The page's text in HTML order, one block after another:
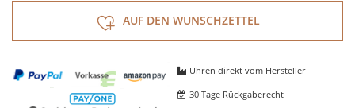
AUF DEN WUNSCHZETTEL
Uhren direkt vom Hersteller
30 Tage Rückgaberecht